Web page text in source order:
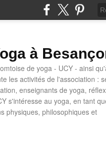
à
de yoga - UCY - ainsi
les activités de l'association :
enseignants de yoga,
s'intéresse au yoga, en tant
physiques, philosophiques et